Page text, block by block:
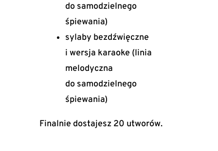
do samodzielnego
śpiewania)
sylaby bezdźwięczne
i wersja karaoke (linia
melodyczna
do samodzielnego
śpiewania)
Finalnie dostajesz 20 utworów.